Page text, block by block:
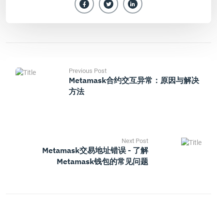
Previous Post
Metamask合约交互异常：原因与解决
方法
Next Post
Metamask交易地址错误 - 了解
Metamask钱包的常见问题